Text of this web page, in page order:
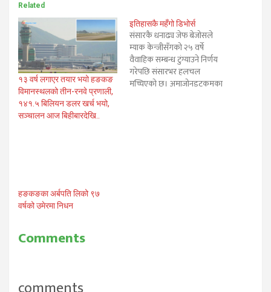
Related
१३ वर्ष लगाएर तयार भयो हङकङ
विमानस्थलको तीन-रनवे प्रणाली,
१४१.५ बिलियन डलर खर्च भयो,
सञ्चालन आज बिहीबारदेखि..
इतिहासकै महँगो डिभोर्स
संसारकै धनाढ्य जेफ बेजोसले
म्याक केन्जीसँगको २५ वर्षे
वैवाहिक सम्बन्ध टुंग्याउने निर्णय
गरेपछि संसारभर हलचल
मच्चिएको छ। अमाजोनडटकमका
हङकङका अर्बपति लिको ९७
वर्षको उमेरमा निधन
Comments